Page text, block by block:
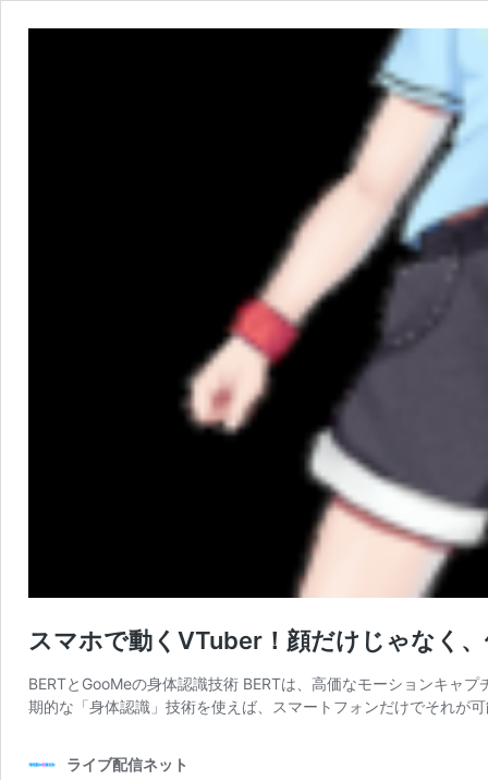
スマホで動くVTuber！顔だけじゃなく
BERTとGooMeの身体認識技術 BERTは、高価なモーションキャ
期的な「身体認識」技術を使えば、スマートフォンだけでそれが
ライブ配信ネット